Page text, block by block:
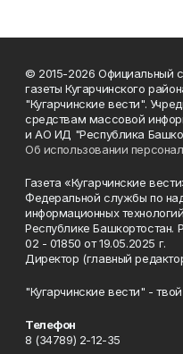
© 2015-2026 Официальный
газеты Кугарчинского
"Кугарчинские вести".
средствам массовой
и АО ИД "Республика
Об использовании
Газета «Кугарчинские
Федеральной службы по
информационных
Республике
02 - 01850 от 19.05.2025 г.
Директор (главный
"Кугарчинские вести" -
Телефон
8 (34789) 2-12-35